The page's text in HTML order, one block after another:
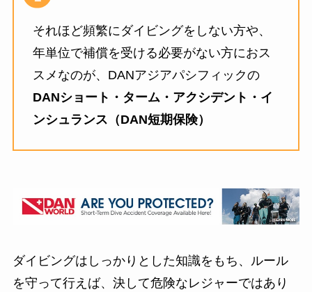
それほど頻繁にダイビングをしない方や、
年単位で補償を受ける必要がない方におス
スメなのが、DANアジアパシフィックの
DANショート・ターム・アクシデント・イ
ンシュランス（DAN短期保険）
ダイビングはしっかりとした知識をもち、ルール
を守って行えば、決して危険なレジャーではあり